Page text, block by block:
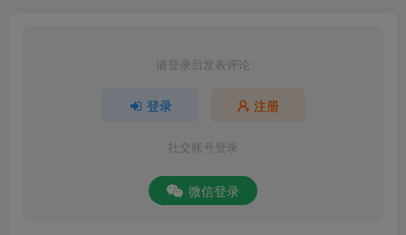
请登录后发表评论
登录 注册
社交账号登录
微信登录